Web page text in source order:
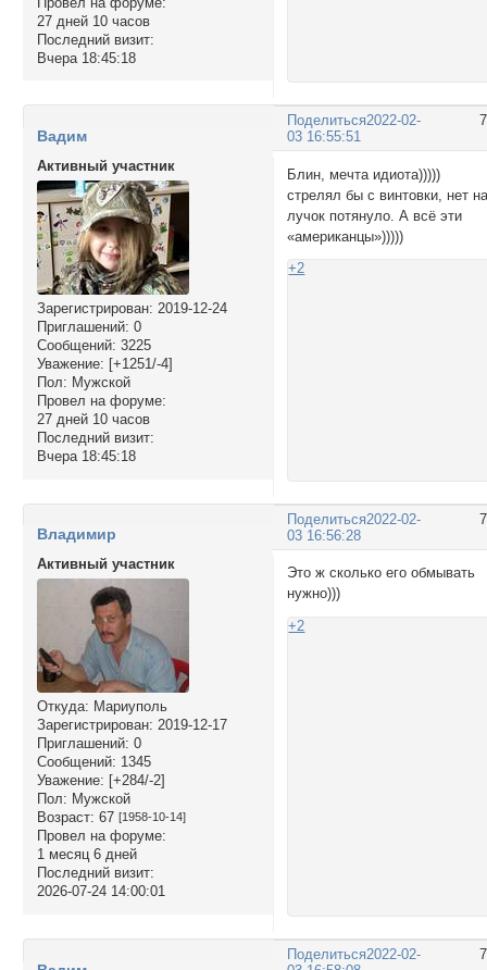
27 дней 10 часов
Последний визит:
Вчера 18:45:18
Поделиться2022-02-
03 16:55:51
Вадим
Активный участник
Зарегистрирован: 2019-12-24
Приглашений: 0
Сообщений: 3225
Уважение: [+1251/-4]
Пол: Мужской
Провел на форуме:
27 дней 10 часов
Последний визит:
Вчера 18:45:18
Блин, мечта идиота)))))
стрелял бы с винтовки, нет
лучок потянуло. А всё эти
«американцы»)))))
+2
Поделиться2022-02-
03 16:56:28
Владимир
Активный участник
Откуда: Мариуполь
Зарегистрирован: 2019-12-17
Приглашений: 0
Сообщений: 1345
Уважение: [+284/-2]
Пол: Мужской
Возраст: 67 [1958-10-14]
Провел на форуме:
1 месяц 6 дней
Последний визит:
2026-07-24 14:00:01
Это ж сколько его обмывать
нужно)))
+2
Поделиться2022-02-